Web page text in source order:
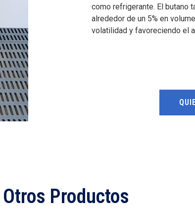
como refrigerante. El butano
alrededor de un 5% en
volatilidad y favoreciendo el
Otros Productos